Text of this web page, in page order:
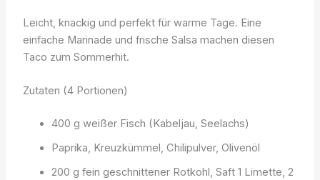
Leicht, knackig und perfekt für warme Tage. Eine
einfache Marinade und frische Salsa machen diesen
Taco zum Sommerhit.
Zutaten (4 Portionen)
400 g weißer Fisch (Kabeljau, Seelachs)
Paprika, Kreuzkümmel, Chilipulver, Olivenöl
200 g fein geschnittener Rotkohl, Saft 1 Limette, 2